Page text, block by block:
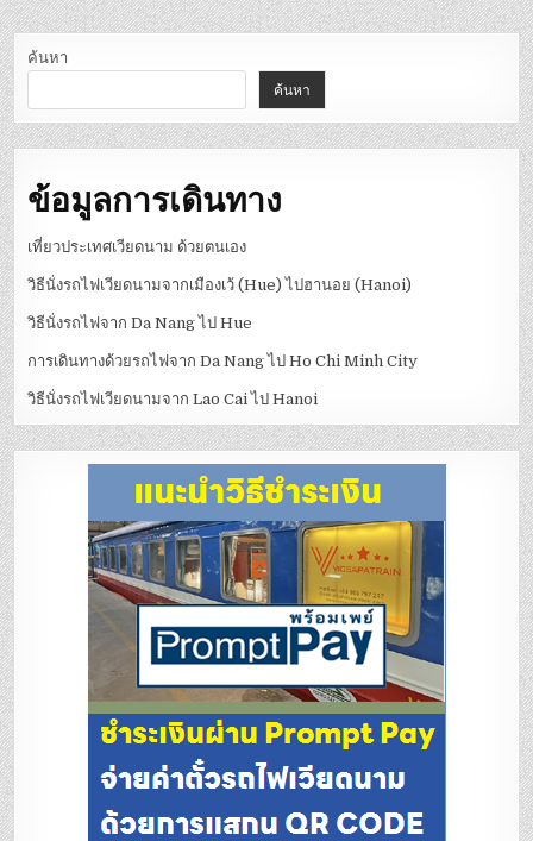
ค้นหา
ค้นหา
ข้อมูลการเดินทาง
เที่ยวประเทศเวียดนาม ด้วยตนเอง
วิธีนั่งรถไฟเวียดนามจากเมืองเว้ (Hue) ไปฮานอย (Hanoi)
วิธีนั่งรถไฟจาก Da Nang ไป Hue
การเดินทางด้วยรถไฟจาก Da Nang ไป Ho Chi Minh City
วิธีนั่งรถไฟเวียดนามจาก Lao Cai ไป Hanoi